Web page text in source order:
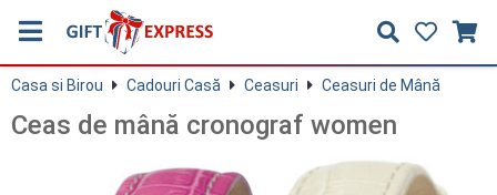
Casa si Birou Cadouri Casă Ceasuri Ceasuri de Mână
Ceas de mână cronograf women